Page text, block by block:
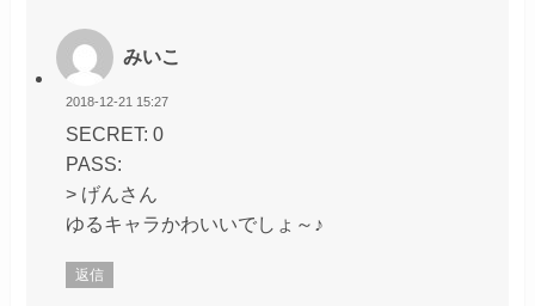
みいこ
2018-12-21 15:27
SECRET: 0
PASS:
> げんさん
ゆるキャラかわいいでしょ～♪
返信